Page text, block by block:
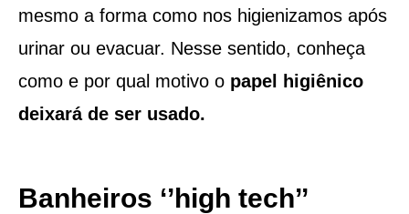
mesmo a forma como nos higienizamos após
urinar ou evacuar. Nesse sentido, conheça
como e por qual motivo opapel higiênico
deixará de ser usado.
Banheiros ‘’high tech’’